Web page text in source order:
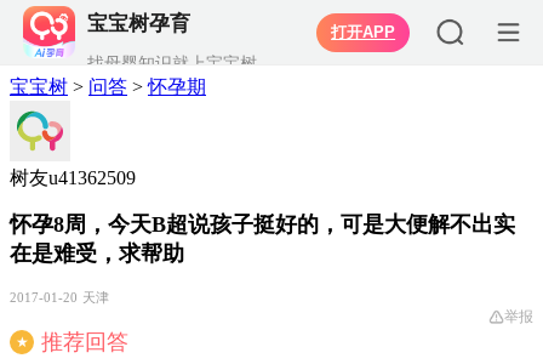
宝宝树孕育
找母婴知识就上宝宝树
打开APP
宝宝树 > 问答 >怀孕期
树友u41362509
怀孕8周，今天B超说孩子挺好的，可是大便解不出实
在是难受，求帮助
2017-01-20 天津
举报
★
推荐回答